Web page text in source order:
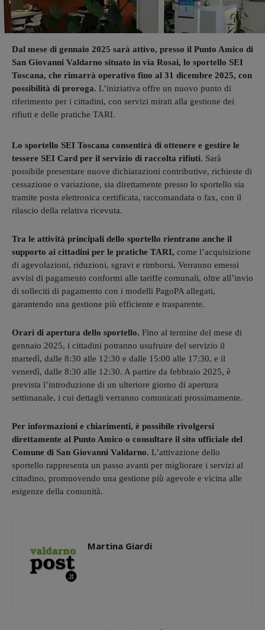
Dal mese di gennaio 2025 sarà attivo, presso il Punto Amico di
San Giovanni Valdarno situato in via Rosai, lo sportello SEI
Toscana, che rimarrà operativo fino al 31 dicembre 2025, con
possibilità di proroga. L’iniziativa offre un nuovo punto di
riferimento per i cittadini, con servizi mirati alla gestione dei
rifiuti e delle pratiche TARI.
Lo sportello SEI Toscana consentirà di ottenere e gestire le
tessere SEI Card per il servizio di raccolta rifiuti. Sarà
possibile presentare nuove dichiarazioni contributive, richieste di
cessazione o variazione, sia direttamente presso lo sportello sia
tramite posta elettronica certificata, raccomandata o fax, con il
rilascio della relativa ricevuta.
Tra le attività principali dello sportello rientrano anche il
supporto ai cittadini per le pratiche TARI, come l’acquisizione
di agevolazioni, riduzioni, sgravi e rimborsi. Verranno emessi
avvisi di pagamento conformi alle tariffe comunali, oltre all’invio
di solleciti di pagamento con i modelli PagoPA allegati,
garantendo una gestione più efficiente e trasparente.
Orari di apertura dello sportello. Fino al termine del mese di
gennaio 2025, i cittadini potranno usufruire del servizio il
martedì, dalle 8:30 alle 12:30 e dalle 15:00 alle 17:30, e il
venerdì, dalle 8:30 alle 12:30. A partire da febbraio 2025, è
prevista l’introduzione di un ulteriore giorno di apertura
settimanale, i cui dettagli verranno comunicati prossimamente.
Per informazioni e chiarimenti, è possibile rivolgersi
direttamente al Punto Amico o consultare il sito ufficiale del
Comune di San Giovanni Valdarno. L’attivazione dello
sportello rappresenta un passo avanti per migliorare i servizi al
cittadino, promuovendo una gestione più agevole e vicina alle
esigenze della comunità.
Martina Giardi